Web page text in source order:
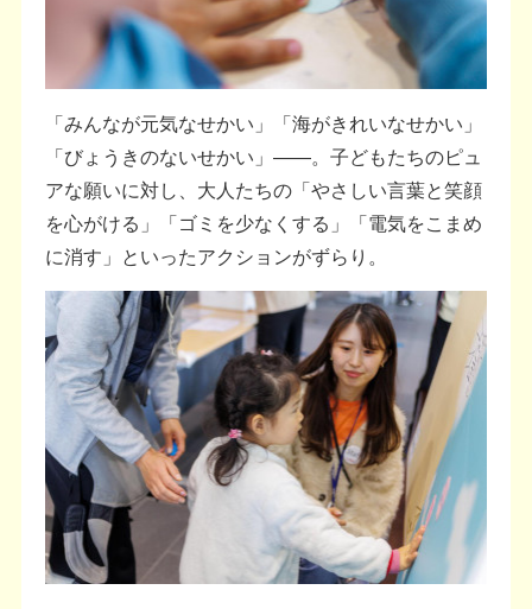
「みんなが元気なせかい」「海がきれいなせかい」
「びょうきのないせかい」――。子どもたちのピュ
アな願いに対し、大人たちの「やさしい言葉と笑顔
を心がける」「ゴミを少なくする」「電気をこまめ
に消す」といったアクションがずらり。